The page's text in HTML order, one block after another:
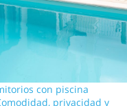
con piscina
privacidad y